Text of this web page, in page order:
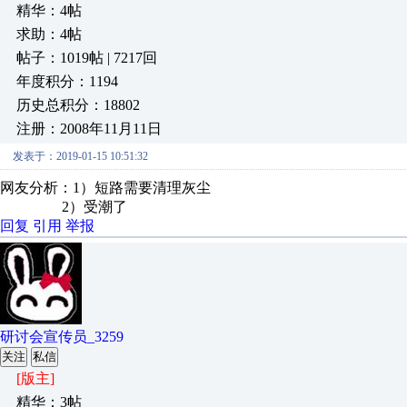
精华：4帖
求助：4帖
帖子：1019帖 | 7217回
年度积分：1194
历史总积分：18802
注册：2008年11月11日
发表于：2019-01-15 10:51:32
网友分析：1）短路需要清理灰尘
2）受潮了
回复 引用 举报
研讨会宣传员_3259
关注 私信
[版主]
精华：3帖